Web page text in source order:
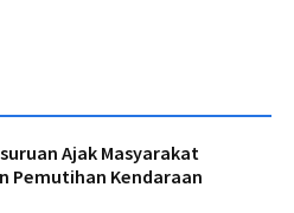
Ajak Masyarakat
Pemutihan Kendaraan